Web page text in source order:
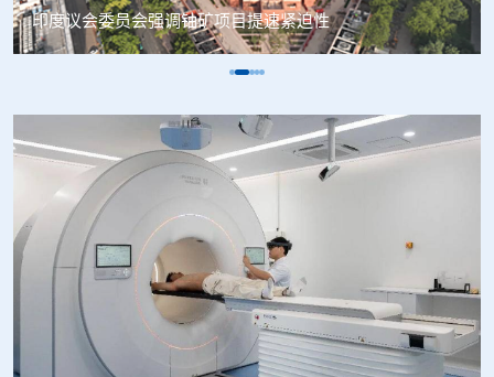
中核辐智正式设立 中国同辐持股90%打通核医疗全产业链